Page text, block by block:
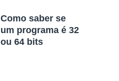
Como saber se
um programa é 32
ou 64 bits